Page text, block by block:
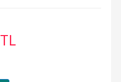
TL